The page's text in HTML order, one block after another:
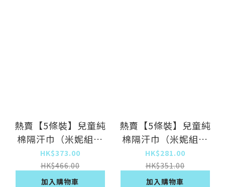
熱賣【5條裝】兒童純
棉隔汗巾（米妮組合
28*42cm）
HK$373.00
HK$466.00
加入購物車
熱賣【5條裝】兒童純
棉隔汗巾（米妮組合
19*28cm）
HK$281.00
HK$351.00
加入購物車